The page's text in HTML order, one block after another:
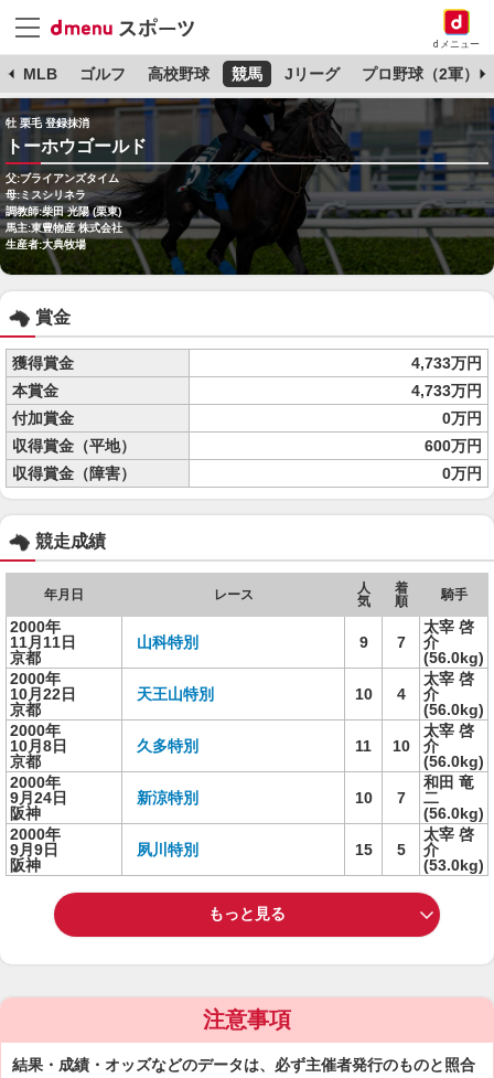
dメニュー
MLB ゴルフ 高校野球 競馬 Jリーグ プロ野球（2軍）
牡 栗毛 登録抹消
トーホウゴールド
父:ブライアンズタイム
母:ミスシリネラ
調教師:柴田 光陽 (栗東)
馬主:東豊物産 株式会社
生産者:大典牧場
賞金
獲得賞金
4,733万円
本賞金
4,733万円
付加賞金
0万円
収得賞金（平地）
600万円
収得賞金（障害）
0万円
競走成績
年月日 レース
人
気
着
順
騎手
2000年
11月11日
京都
山科特別 9 7
太宰 啓
介
(56.0kg)
2000年
10月22日
京都
天王山特別 10 4
太宰 啓
介
(56.0kg)
2000年
10月8日
京都
久多特別 11 10
太宰 啓
介
(56.0kg)
2000年
9月24日
阪神
新涼特別 10 7
和田 竜
二
(56.0kg)
2000年
9月9日
阪神
夙川特別 15 5
太宰 啓
介
(53.0kg)
もっと見る
注意事項
結果・成績・オッズなどのデータは、必ず主催者発行のものと照合